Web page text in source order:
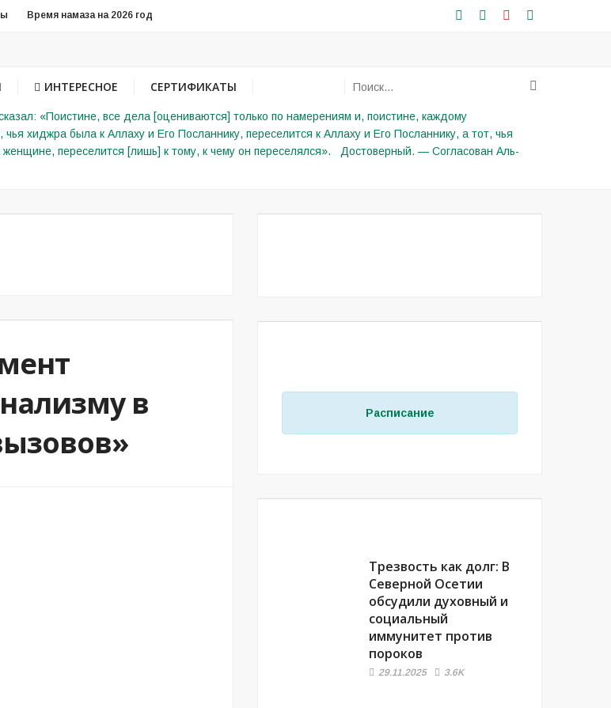
Время намаза на 2026 год
ИНТЕРЕСНОЕ СЕРТИФИКАТЫ
«Поистине, все дела [оцениваются] только по намерениям и, поистине, каждому
хиджра была к Аллаху и Его Посланнику, переселится к Аллаху и Его Посланнику, а тот, чья
переселится [лишь] к тому, к чему он переселялся». Достоверный. — Согласован Аль-
в
Расписание
Трезвость как долг: В
Северной Осетии
обсудили духовный и
социальный
иммунитет против
пороков
29.11.2025 3.6K